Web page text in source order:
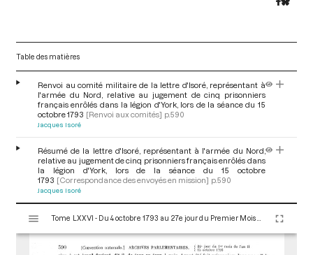
Table des matières
Renvoi au comité militaire de la lettre d'Isoré, représentant à
l'armée du Nord, relative au jugement de cinq prisonniers
français enrôlés dans la légion d'York, lors de la séance du 15
octobre 1793 [Renvoi aux comités] p.590
Jacques Isoré
Résumé de la lettre d'Isoré, représentant à l'armée du Nord,
relative au jugement de cinq prisonniers français enrôlés dans
la légion d'York, lors de la séance du 15 octobre
1793 [Correspondance des envoyés en mission] p.590
Jacques Isoré
s